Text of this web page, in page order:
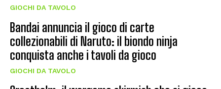
GIOCHI DA TAVOLO
Bandai annuncia il gioco di carte
collezionabili di Naruto: il biondo ninja
conquista anche i tavoli da gioco
GIOCHI DA TAVOLO